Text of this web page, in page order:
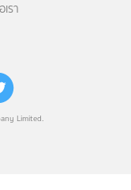
Limited.
รา